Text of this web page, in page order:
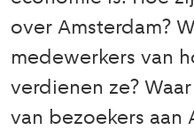
over Amsterdam?
medewerkers van
verdienen ze?
van bezoekers aan